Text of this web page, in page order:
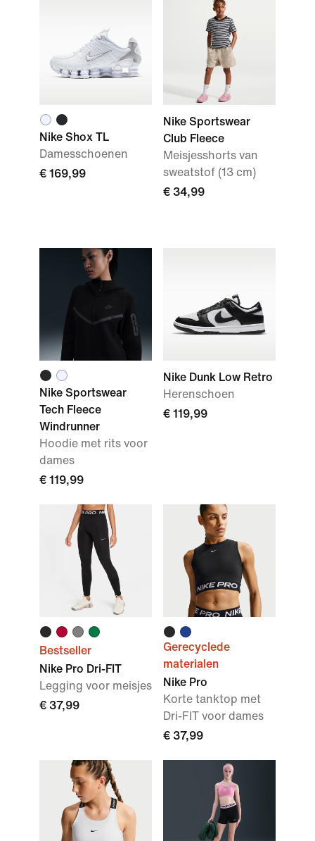
Nike Shox TL
Damesschoenen
€ 169,99
Nike Sportswear
Club Fleece
Meisjesshorts van
sweatstof (13 cm)
€ 34,99
Nike Sportswear
Tech Fleece
Windrunner
Hoodie met rits voor
dames
€ 119,99
Nike Dunk Low Retro
Herenschoen
€ 119,99
Bestseller
Nike Pro Dri-FIT
Legging voor meisjes
€ 37,99
Gerecyclede
materialen
Nike Pro
Korte tanktop met
Dri-FIT voor dames
€ 37,99